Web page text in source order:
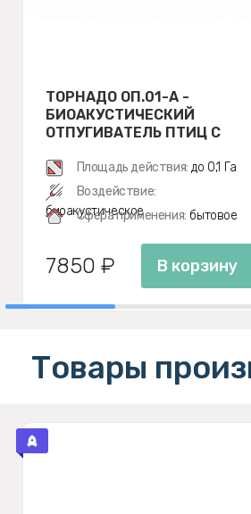
ТОРНАДО ОП.01-А -
БИОАКУСТИЧЕСКИЙ
ОТПУГИВАТЕЛЬ ПТИЦ С
Площадь действия: до 0,1 Га
Воздействие:
биоакустическое
Сфера применения: бытовое
7850 ₽ В корзину
Товары